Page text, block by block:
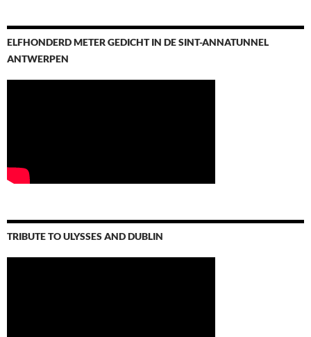
ELFHONDERD METER GEDICHT IN DE SINT-ANNATUNNEL
ANTWERPEN
TRIBUTE TO ULYSSES AND DUBLIN